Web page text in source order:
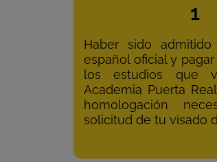
1
Haber sido
español oficial y
los estudios que
Academia Puerta
homologación
solicitud de tu visado